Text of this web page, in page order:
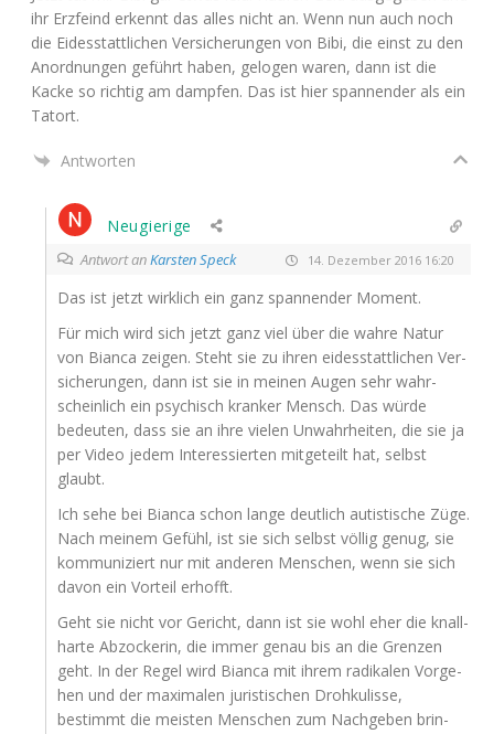
ihr Erz­feind erkennt das alles nicht an. Wenn nun auch noch
die Eides­statt­li­chen Ver­si­che­run­gen von Bibi, die einst zu den
Anord­nun­gen geführt haben, gelo­gen waren, dann ist die
Kacke so rich­tig am damp­fen. Das ist hier span­nen­der als ein
Tatort.
Antworten
Neugierige
Antwort anKarsten Speck 14. Dezember 2016 16:20
Das ist jetzt wirk­lich ein ganz span­nen­der Moment.
Für mich wird sich jetzt ganz viel über die wah­re Natur
von Bian­ca zei­gen. Steht sie zu ihren eides­statt­li­chen Ver­
si­che­run­gen, dann ist sie in mei­nen Augen sehr wahr­
schein­lich ein psy­chisch kran­ker Mensch. Das wür­de
bedeu­ten, dass sie an ihre vie­len Unwahr­hei­ten, die sie ja
per Video jedem Inter­es­sier­ten mit­ge­teilt hat, selbst
glaubt.
Ich sehe bei Bian­ca schon lan­ge deut­lich autis­ti­sche Züge.
Nach mei­nem Gefühl, ist sie sich selbst völ­lig genug, sie
kom­mu­ni­ziert nur mit ande­ren Men­schen, wenn sie sich
davon ein Vor­teil erhofft.
Geht sie nicht vor Gericht, dann ist sie wohl eher die knall­
har­te Abzo­cke­rin, die immer genau bis an die Gren­zen
geht. In der Regel wird Bian­ca mit ihrem radi­ka­len Vor­ge­
hen und der maxi­ma­len juris­ti­schen Droh­ku­lis­se,
bestimmt die meis­ten Men­schen zum Nach­ge­ben brin­